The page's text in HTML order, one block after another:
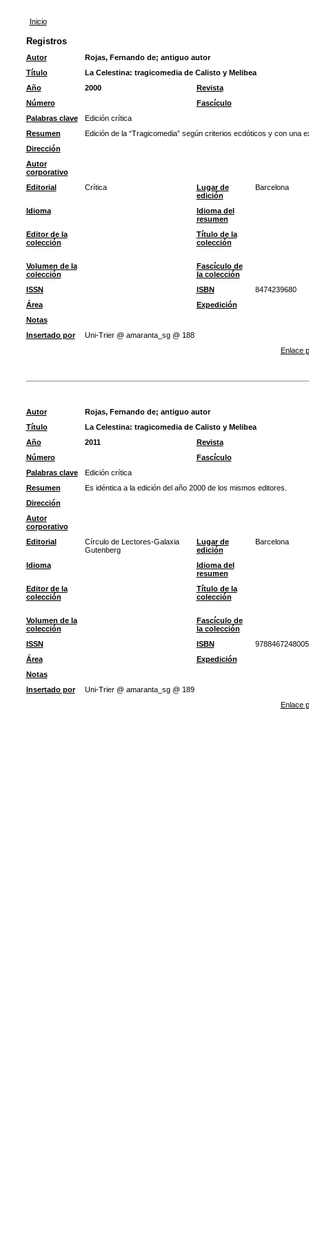
Inicio
Registros
Autor Rojas, Fernando de; antiguo autor
Título
La Celestina: tragicomedia de Calisto y Melibea
Año
2000
Revista
Número
Fascículo
Palabras clave
Edición crítica
Resumen
Edición de la “Tragicomedia” según criterios ecdóticos y con una
Dirección
Autor
corporativo
Editorial
Crítica
Lugar de
edición
Barcelona
Idioma
Idioma del
resumen
Editor de la
colección
Título de la
colección
Volumen de la
colección
Fascículo de
la colección
ISSN
ISBN
8474239680
Área
Expedición
Notas
Insertado por
Uni-Trier @ amaranta_sg @ 188
Enlace
Autor Rojas, Fernando de; antiguo autor
Título
La Celestina: tragicomedia de Calisto y Melibea
Año
2011
Revista
Número
Fascículo
Palabras clave
Edición crítica
Resumen
Es idéntica a la edición del año 2000 de los mismos editores.
Dirección
Autor
corporativo
Editorial
Círculo de Lectores-Galaxia
Gutenberg
Lugar de
edición
Barcelona
Idioma
Idioma del
resumen
Editor de la
colección
Título de la
colección
Volumen de la
colección
Fascículo de
la colección
ISSN
ISBN
9788467248005
Área
Expedición
Notas
Insertado por
Uni-Trier @ amaranta_sg @ 189
Enlace